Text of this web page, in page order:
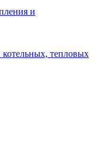
и
котельных, тепловых